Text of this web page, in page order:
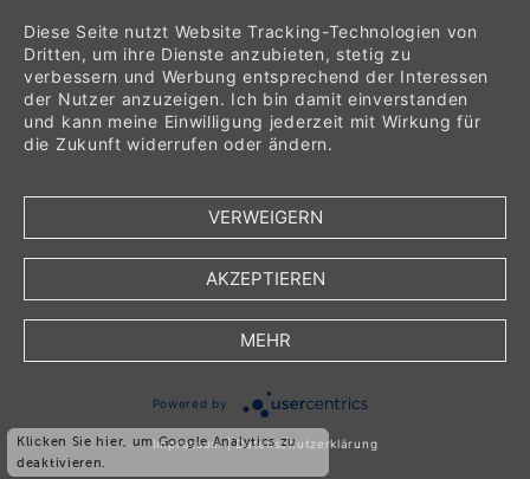
Verpackungs- und Versandkosten
Klicken Sie hier, um Google Analytics zu
deaktivieren.
Diese Seite nutzt Website Tracking-Technologien von
Dritten, um ihre Dienste anzubieten, stetig zu
verbessern und Werbung entsprechend der Interessen
der Nutzer anzuzeigen. Ich bin damit einverstanden
und kann meine Einwilligung jederzeit mit Wirkung für
die Zukunft widerrufen oder ändern.
VERWEIGERN
AKZEPTIEREN
MEHR
Powered by
Impressum | Datenschutzerklärung